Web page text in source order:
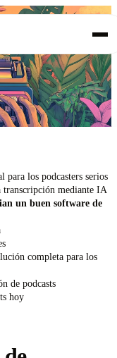
para los podcasters serios
transcripción mediante IA
un buen software de
completa para los
de podcasts
hoy